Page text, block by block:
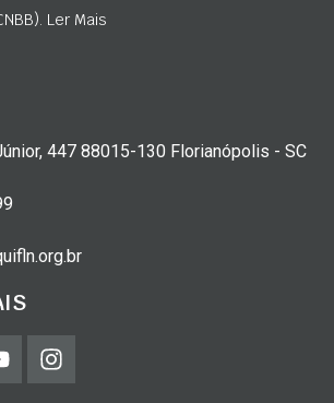
Ler Mais
447 88015-130 Florianópolis - SC